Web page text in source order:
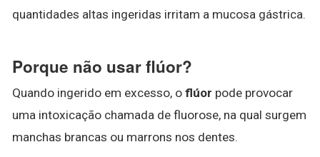
quantidades altas ingeridas irritam a mucosa gástrica.
Porque não usar flúor?
Quando ingerido em excesso, o flúor pode provocar
uma intoxicação chamada de fluorose, na qual surgem
manchas brancas ou marrons nos dentes.